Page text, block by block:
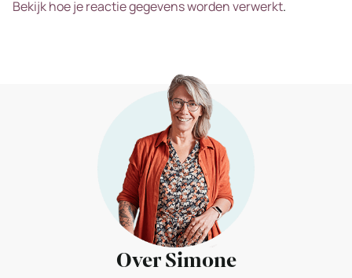
Bekijk hoe je reactie gegevens worden verwerkt.
Over Simone